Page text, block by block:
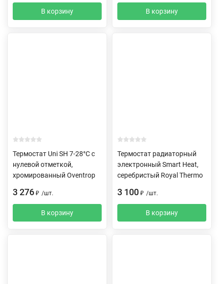
В корзину В корзину
Термостат Uni SH 7-28°C с
нулевой отметкой,
хромированный Oventrop
3 276 ₽ /шт.
В корзину
Термостат радиаторный
электронный Smart Heat,
серебристый Royal Thermo
3 100 ₽ /шт.
В корзину